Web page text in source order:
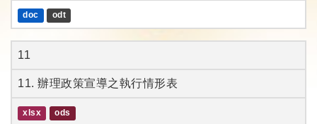
doc odt
11
11. 辦理政策宣導之執行情形表
xlsx ods